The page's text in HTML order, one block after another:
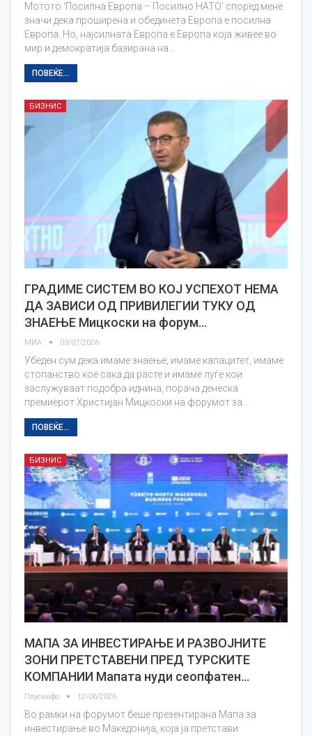
Мотото ‘Посилна Европа – Посилно НАТО’ според мене
значи дека проширена и обединета Европа е посилна
Европа. Но, најсилната Европа е Европа која живее во
мир и демократија базирана на…
ПОВЕЌЕ...
БИЗНИС
ГРАДИМЕ СИСТЕМ ВО КОЈ УСПЕХОТ НЕМА
ДА ЗАВИСИ ОД ПРИВИЛЕГИИ ТУКУ ОД
ЗНАЕЊЕ Мицкоски на форум…
МИА 03/07/2026
Убеден сум дека имаме знаење, имаме капацитет, имаме
стопанство кое сака да расте и имаме луѓе кои
заслужуваат подобра иднина, порача денеска
премиерот Христијан Мицкоски на форумот за…
ПОВЕЌЕ...
БИЗНИС
МАПА ЗА ИНВЕСТИРАЊЕ И РАЗВОЈНИТЕ
ЗОНИ ПРЕТСТАВЕНИ ПРЕД ТУРСКИТЕ
КОМПАНИИ Мапата нуди сеопфатен…
Плусинфо 12/06/2026
Во рамки на форумот беше презентирана Мапа за
инвестирање во Македонија, која ја претстави